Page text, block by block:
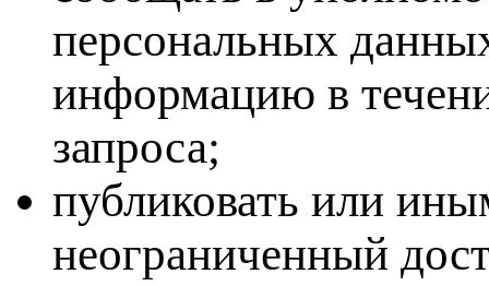
персональных
информацию в
запроса;
публиковать или
неограниченный